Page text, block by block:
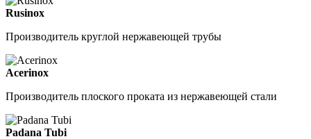
Rusinox
Производитель круглой нержавеющей трубы
Acerinox
Производитель плоского проката из нержавеющей стали
Padana Tubi